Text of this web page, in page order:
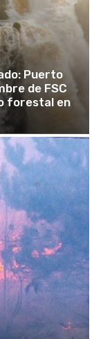
Puerto
de FSC
forestal en